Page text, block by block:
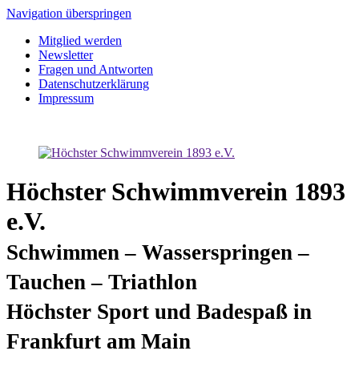
Navigation überspringen
Mitglied werden
Newsletter
Fragen und Antworten
Datenschutzerklärung
Impressum
Höchster Schwimmverein 1893
e.V.
Schwimmen – Wasserspringen –
Tauchen – Triathlon
Höchster Sport und Badespaß in
Frankfurt am Main